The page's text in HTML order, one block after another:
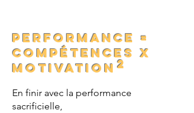
PERFORMANCE =
COMPÉTENCES x
MOTIVATION 2
En finir avec la performance
sacrificielle,